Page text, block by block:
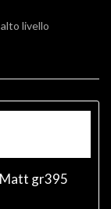
livello
gr395